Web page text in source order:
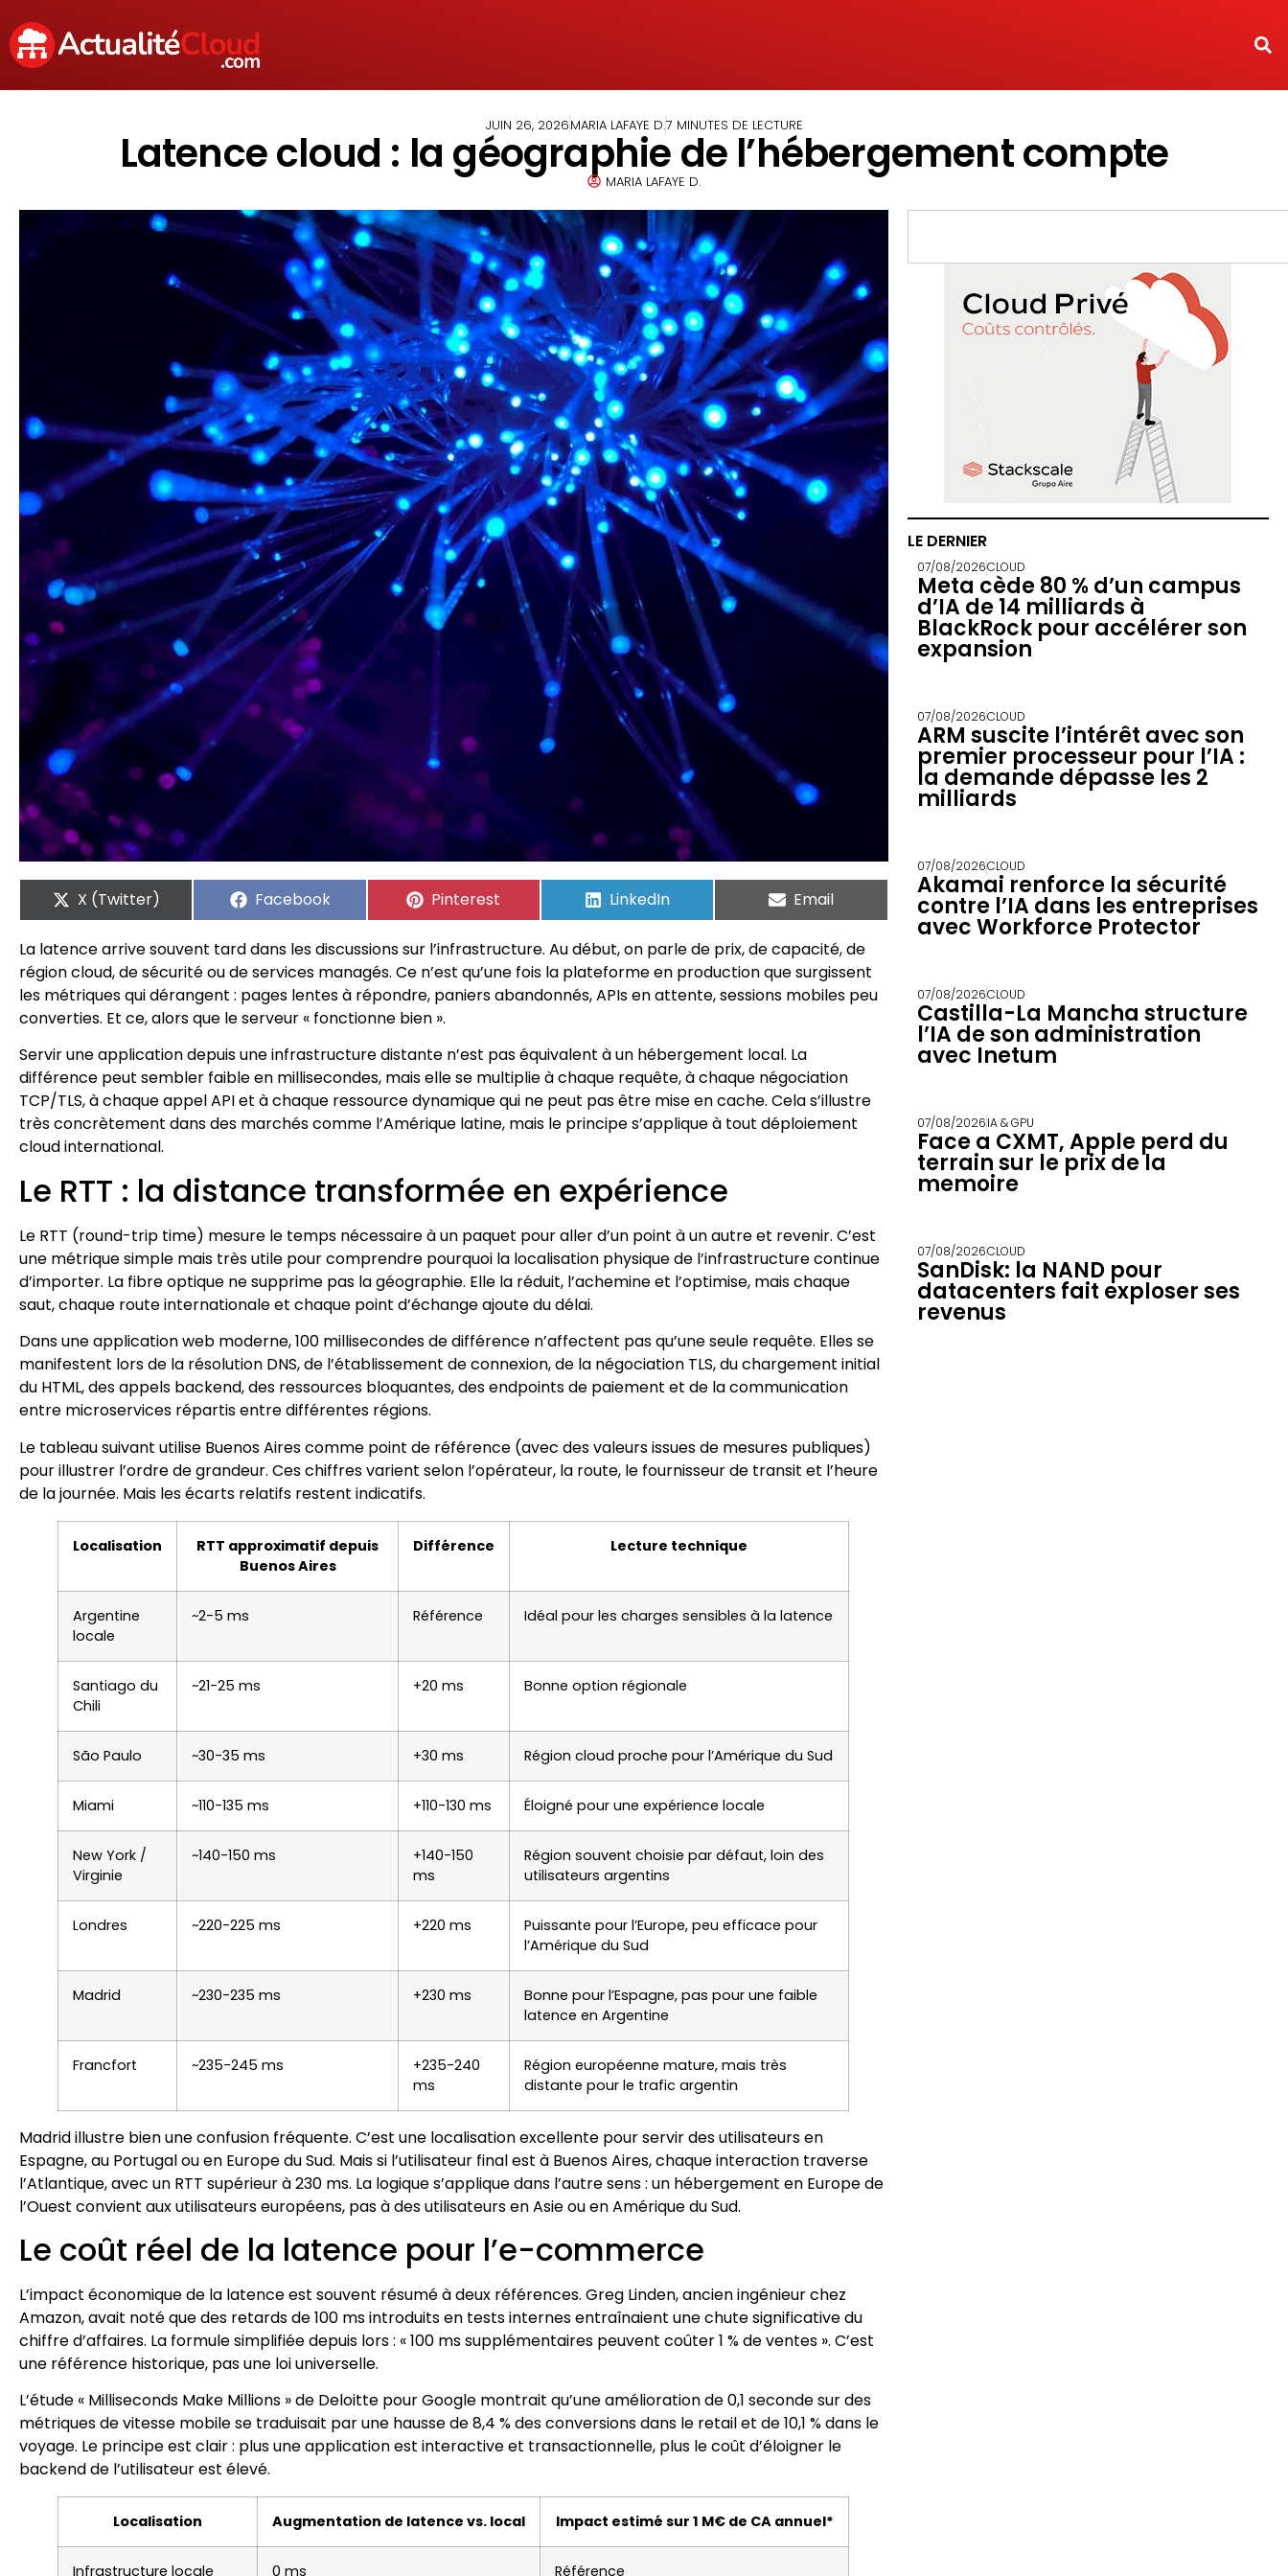
JUIN 26, 2026MARIA LAFAYE D.7 MINUTES DE LECTURE
Latence cloud : la géographie de l’hébergement compte
MARIA LAFAYE D.
X (Twitter) Facebook Pinterest LinkedIn Email
La latence arrive souvent tard dans les discussions sur l’infrastructure. Au début, on parle de prix, de capacité, de
région cloud, de sécurité ou de services managés. Ce n’est qu’une fois la plateforme en production que surgissent
les métriques qui dérangent : pages lentes à répondre, paniers abandonnés, APIs en attente, sessions mobiles peu
converties. Et ce, alors que le serveur « fonctionne bien ».
Servir une application depuis une infrastructure distante n’est pas équivalent à un hébergement local. La
différence peut sembler faible en millisecondes, mais elle se multiplie à chaque requête, à chaque négociation
TCP/TLS, à chaque appel API et à chaque ressource dynamique qui ne peut pas être mise en cache. Cela s’illustre
très concrètement dans des marchés comme l’Amérique latine, mais le principe s’applique à tout déploiement
cloud international.
Le RTT : la distance transformée en expérience
Le RTT (round-trip time) mesure le temps nécessaire à un paquet pour aller d’un point à un autre et revenir. C’est
une métrique simple mais très utile pour comprendre pourquoi la localisation physique de l’infrastructure continue
d’importer. La fibre optique ne supprime pas la géographie. Elle la réduit, l’achemine et l’optimise, mais chaque
saut, chaque route internationale et chaque point d’échange ajoute du délai.
Dans une application web moderne, 100 millisecondes de différence n’affectent pas qu’une seule requête. Elles se
manifestent lors de la résolution DNS, de l’établissement de connexion, de la négociation TLS, du chargement initial
du HTML, des appels backend, des ressources bloquantes, des endpoints de paiement et de la communication
entre microservices répartis entre différentes régions.
Le tableau suivant utilise Buenos Aires comme point de référence (avec des valeurs issues de mesures publiques)
pour illustrer l’ordre de grandeur. Ces chiffres varient selon l’opérateur, la route, le fournisseur de transit et l’heure
de la journée. Mais les écarts relatifs restent indicatifs.
Localisation
RTT approximatif depuis
Buenos Aires
Différence Lecture technique
Argentine
locale
~2-5 ms Référence Idéal pour les charges sensibles à la latence
Santiago du
Chili
~21-25 ms +20 ms Bonne option régionale
São Paulo ~30-35 ms +30 ms Région cloud proche pour l’Amérique du Sud
Miami ~110-135 ms +110-130 ms Éloigné pour une expérience locale
New York /
Virginie
~140-150 ms
+140-150
ms
Région souvent choisie par défaut, loin des
utilisateurs argentins
Londres ~220-225 ms +220 ms
Puissante pour l’Europe, peu efficace pour
l’Amérique du Sud
Madrid ~230-235 ms +230 ms
Bonne pour l’Espagne, pas pour une faible
latence en Argentine
Francfort ~235-245 ms
+235-240
ms
Région européenne mature, mais très
distante pour le trafic argentin
Madrid illustre bien une confusion fréquente. C’est une localisation excellente pour servir des utilisateurs en
Espagne, au Portugal ou en Europe du Sud. Mais si l’utilisateur final est à Buenos Aires, chaque interaction traverse
l’Atlantique, avec un RTT supérieur à 230 ms. La logique s’applique dans l’autre sens : un hébergement en Europe de
l’Ouest convient aux utilisateurs européens, pas à des utilisateurs en Asie ou en Amérique du Sud.
Le coût réel de la latence pour l’e-commerce
L’impact économique de la latence est souvent résumé à deux références. Greg Linden, ancien ingénieur chez
Amazon, avait noté que des retards de 100 ms introduits en tests internes entraînaient une chute significative du
chiffre d’affaires. La formule simplifiée depuis lors : « 100 ms supplémentaires peuvent coûter 1 % de ventes ». C’est
une référence historique, pas une loi universelle.
L’étude « Milliseconds Make Millions » de Deloitte pour Google montrait qu’une amélioration de 0,1 seconde sur des
métriques de vitesse mobile se traduisait par une hausse de 8,4 % des conversions dans le retail et de 10,1 % dans le
voyage. Le principe est clair : plus une application est interactive et transactionnelle, plus le coût d’éloigner le
backend de l’utilisateur est élevé.
Localisation Augmentation de latence vs. local Impact estimé sur 1 M€ de CA annuel*
Infrastructure locale 0 ms Référence
LE DERNIER
07/08/2026CLOUD
Meta cède 80 % d’un campus
d’IA de 14 milliards à
BlackRock pour accélérer son
expansion
07/08/2026CLOUD
ARM suscite l’intérêt avec son
premier processeur pour l’IA :
la demande dépasse les 2
milliards
07/08/2026CLOUD
Akamai renforce la sécurité
contre l’IA dans les entreprises
avec Workforce Protector
07/08/2026CLOUD
Castilla-La Mancha structure
l’IA de son administration
avec Inetum
07/08/2026IA & GPU
Face a CXMT, Apple perd du
terrain sur le prix de la
memoire
07/08/2026CLOUD
SanDisk: la NAND pour
datacenters fait exploser ses
revenus